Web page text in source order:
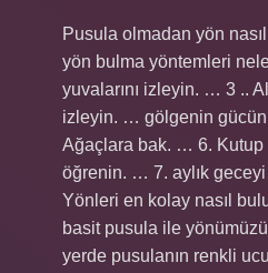
Pusula olmadan yön
yön bulma yöntemleri
yuvalarını izleyin. … 3 ..
izleyin. … gölgenin
Ağaçlara bak. … 6. Kutup
öğrenin. … 7. aylık
Yönleri en kolay nasıl
basit pusula ile
yerde pusulanın renkli